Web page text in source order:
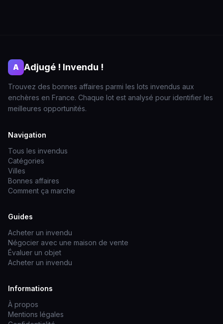
A Adjugé ! Invendu !
Trouvez des bonnes affaires parmi les lots invendus aux
enchères en France. Chaque lot est analysé pour identifier les
meilleures opportunités.
Navigation
Tous les invendus
Catégories
Villes
Bonnes affaires
Comment ça marche
Guides
Acheter un invendu
Négocier avec une maison de vente
Évaluer un objet
Acheter un invendu
Informations
À propos
Mentions légales